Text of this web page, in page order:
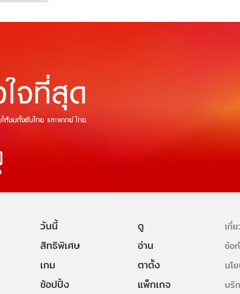
วันนี้
ดู
สิทธิพิเศษ
อ่าน
เกม
ตาตั้ง
ช้อปปิ้ง
แพ็กเกจ
เกี่
ข้อ
นโ
บริ